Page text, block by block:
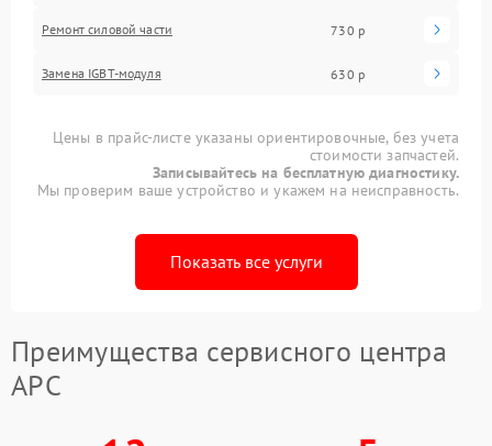
Ремонт силовой части 730 р
Замена IGBT-модуля 630 р
Цены в прайс-листе указаны ориентировочные, без учета
стоимости запчастей.
Записывайтесь на бесплатную диагностику.
Мы проверим ваше устройство и укажем на неисправность.
Показать все услуги
Преимущества сервисного центра
APC